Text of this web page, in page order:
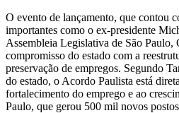
O evento de lançamento, que contou
importantes como o ex-presidente
Assembleia Legislativa de São
compromisso do estado com a
preservação de empregos. Segundo
do estado, o Acordo Paulista está
fortalecimento do emprego e ao
Paulo, que gerou 500 mil novos